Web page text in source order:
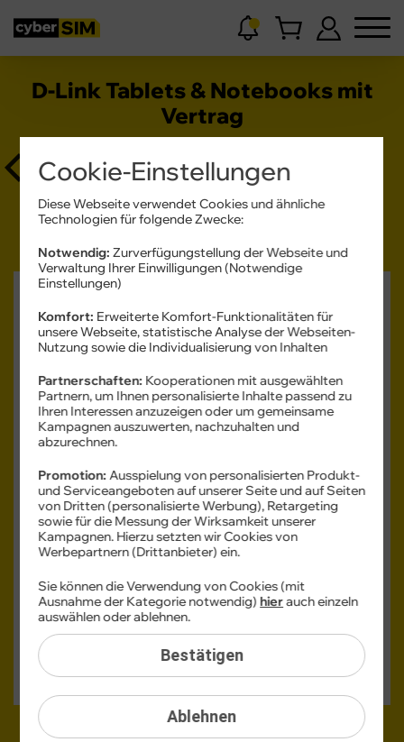
D-Link Tablets & Notebooks mit
Vertrag
Alle Filter
D-Link
D-Link
Mobile Router DWR-932
Monatlicher Tarifpreis
ab6,99 €
Einmaliger Gerätepreis
Gerät auswählen
Cookie-Einstellungen
Diese Webseite verwendet Cookies und ähnliche
Technologien für folgende Zwecke:
Notwendig: Zurverfügungstellung der Webseite und
Verwaltung Ihrer Einwilligungen (Notwendige
Einstellungen)
Komfort: Erweiterte Komfort-Funktionalitäten für
unsere Webseite, statistische Analyse der Webseiten-
Nutzung sowie die Individualisierung von Inhalten
Partnerschaften: Kooperationen mit ausgewählten
Partnern, um Ihnen personalisierte Inhalte passend zu
Ihren Interessen anzuzeigen oder um gemeinsame
Kampagnen auszuwerten, nachzuhalten und
abzurechnen.
Promotion:Ausspielung von personalisierten Produkt-
und Serviceangeboten auf unserer Seite und auf Seiten
von Dritten (personalisierte Werbung), Retargeting
sowie für die Messung der Wirksamkeit unserer
Kampagnen. Hierzu setzten wir Cookies von
Werbepartnern (Drittanbieter) ein.
Ablehnen
Sie können die Verwendung von Cookies (mit
Ausnahme der Kategorie notwendig)hierauch einzeln
auswählen oder ablehnen.
Bestätigen